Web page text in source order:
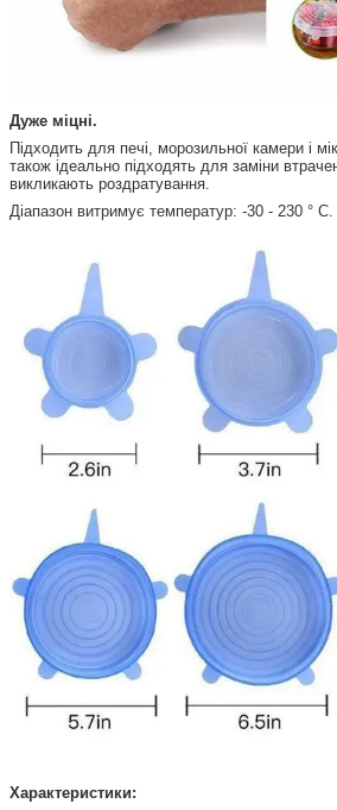
Дуже міцні.
Підходить для печі, морозильної камери і
також ідеально підходять для заміни
викликають роздратування.
Діапазон витримує температур: -30 - 230 ° C.
Характеристики: